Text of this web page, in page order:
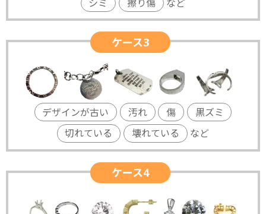
シミ
擦り傷 など
ケース3
デザインが古い 汚れ 傷
黒ズミ
切れている
壊れている など
ケース4